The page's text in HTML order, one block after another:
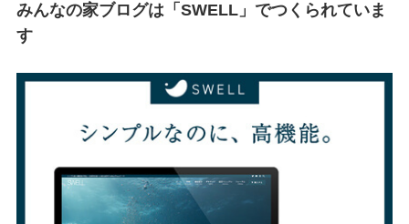
みんなの家ブログは「SWELL」でつくられていま
す